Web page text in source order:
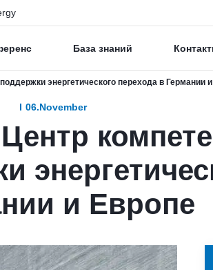
База знаний
энергетического перехода в Германии
06.November
и Европе